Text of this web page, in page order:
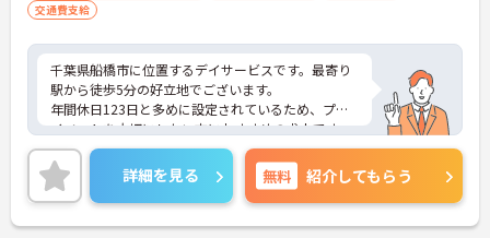
交通費支給
千葉県船橋市に位置するデイサービスです。最寄り
駅から徒歩5分の好立地でございます。
年間休日123日と多めに設定されているため、プラ
イベートを大切にしたい方におすすめの求人です。
日勤のみで残業少なめですので、勤務終了後の予定
も立てやすいです。
ご興味のある方には、面接対策ポイントなど、さら
に詳細をお話しいたしますのでお気軽にご相談くだ
さい！
詳細を見る 無料 紹介してもらう